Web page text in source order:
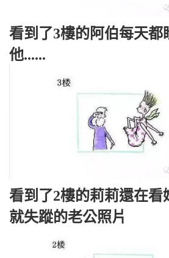
看到了3樓的阿伯每天都
他......
看到了2樓的莉莉還在看
就失蹤的老公照片